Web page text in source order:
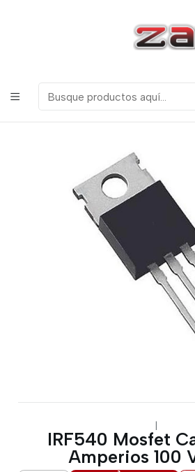
ELECTRONICOS, ROBOTICA
IRF540 Mosfet Canal N 28
|
IRF540 Mosfet
Amperios 100